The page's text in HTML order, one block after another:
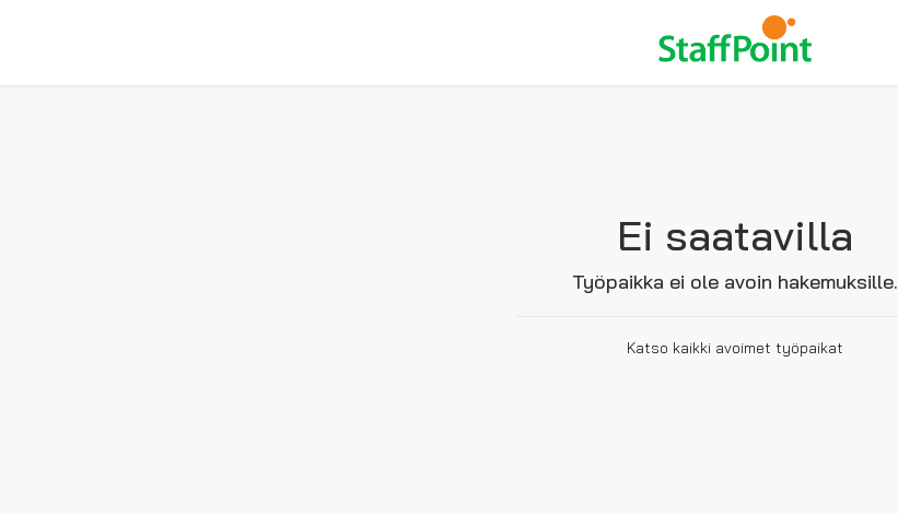
Ei saatavilla
Työpaikka ei ole avoin hakemuksille.
Katso kaikki avoimet työpaikat